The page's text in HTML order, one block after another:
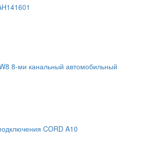
8-ми канальный автомобильный
CORD A10